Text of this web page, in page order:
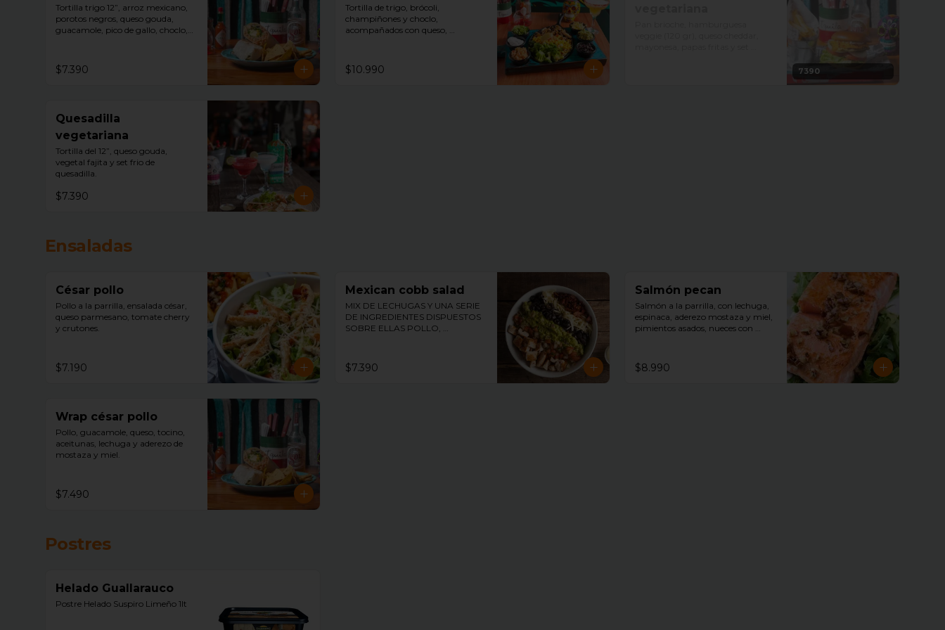
Tortilla trigo 12”, arroz mexicano,
porotos negros, queso gouda,
guacamole, pico de gallo, choclo,
$7.390
Tortilla de trigo, brócoli,
champiñones y choclo,
acompañados con queso,
$10.990 7390
Quesadilla
vegetariana
Tortilla del 12”, queso gouda,
vegetal fajita y set frio de
quesadilla.
$7.390
Ensaladas
César pollo
Pollo a la parrilla, ensalada césar,
queso parmesano, tomate cherry
y crutones.
$7.190
Mexican cobb salad
MIX DE LECHUGAS Y UNA SERIE
DE INGREDIENTES DISPUESTOS
SOBRE ELLAS POLLO,
ACOMPAÑADO DE NUESTRO
ADEREZO DE MOSTAZA Y MIEL.
$7.390
Salmón pecan
Salmón a la parrilla, con lechuga,
espinaca, aderezo mostaza y miel,
pimientos asados, nueces con
$8.990
Wrap césar pollo
Pollo, guacamole, queso, tocino,
aceitunas, lechuga y aderezo de
mostaza y miel.
$7.490
Postres
Helado Guallarauco
Postre Helado Suspiro Limeño 1lt